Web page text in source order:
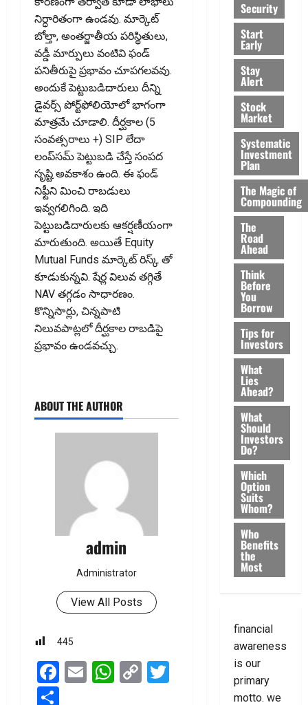
నిర్ధారితంగా ఉండవు. మార్కెట్
బోల్తా, అంతర్జాతీయ పరిస్థితులు,
వడ్డీ మార్పులు వంటివి ఫండ్
పనితీరుపై ప్రభావం చూపగలవవు.
అందుకే పెట్టుబడిదారులు దీన్ని
డైవర్స్ పోర్ట్‌ఫోలియోలో భాగంగా
మాత్రమే చూడాలి. దీర్ఘకాల (5
సంవత్సరాలు +) SIP లేదా
లంప్‌సమ్ పెట్టుబడి చేస్తే సంపద
సృష్టి అవకాశం ఉంది. ఈ ఫండ్
నిఫ్టీని మించి రాబడులు
ఇవ్వగలిగింది. ఇది
పెట్టుబడిదారులకు ఆకర్షణీయంగా
మారుతుంది. అయితే Equity
Mutual Funds మార్కెట్ రిస్క్ తో
కూడుకున్న‌వి. షేర్ల విలువ తగ్గితే
NAV తగ్గడం సాధారణం.
కొన్నిసార్లు, చిన్నపాటి
నిలువపాట్లలో దీర్ఘకాల రాబడిపై
ప్రభావం ఉండవచ్చు.
ABOUT THE AUTHOR
admin
Administrator
View All Posts
445
Facebook
EmailWhatsApp
Copy Twitter
Security
Start
Early
Stay
Alert
Stock
Market
Systematic
Investment
Plan
The Magic of
Compounding
The
Road
Ahead
Think
Before
You
Borrow
Tips for
Investors
What
Lies
Ahead?
What
Should
Investors
Do?
Which
Option
Suits
Whom?
Who
Benefits
the
Most
financial
awareness
is our
primary
motto. we